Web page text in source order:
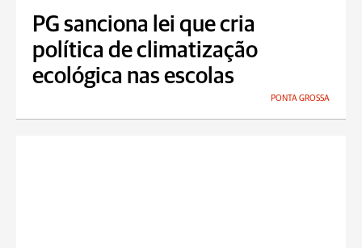
PG sanciona lei que cria
política de climatização
ecológica nas escolas
PONTA GROSSA